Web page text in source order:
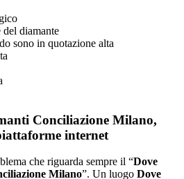
diamante
sono in quotazione alta
Conciliazione Milano,
internet
che riguarda sempre il “Dove
Milano”. Un luogo Dove